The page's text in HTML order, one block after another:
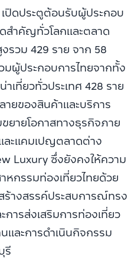
ปิดประตูต้อนรับผู้ประกอบ
สำคัญทั่วโลกและตลาด
รวม 429 ราย จาก 58
มผู้ประกอบการไทยจากทั้ง
เที่ยวทั่วประเทศ 428 ราย
ยของสินค้าและบริการ
ยายโอกาสทางธุรกิจภาย
ะแคมเปญตลาดต่าง
Luxury ซึ่งยังคงให้ความ
กรรมท่องเที่ยวไทยด้วย
ร้างสรรค์ประสบการณ์ทรง
ารส่งเสริมการท่องเที่ยว
ละการดำเนินกิจกรรม
รี